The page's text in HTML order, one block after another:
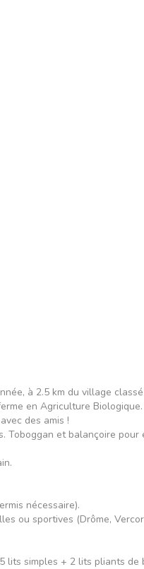
à 2.5 km du village
en Agriculture Biologique.
des amis !
Toboggan et balançoire pour
nécessaire).
ou sportives (Drôme,
lits simples + 2 lits pliants de